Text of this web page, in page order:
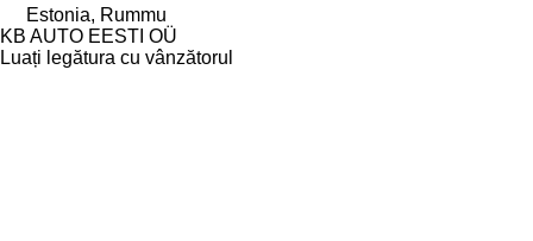
Estonia, Rummu
KB AUTO EESTI OÜ
Luați legătura cu vânzătorul